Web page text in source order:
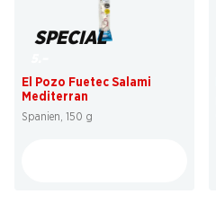
SPECIAL
El Pozo Fuetec Salami
Mediterran
Spanien, 150 g